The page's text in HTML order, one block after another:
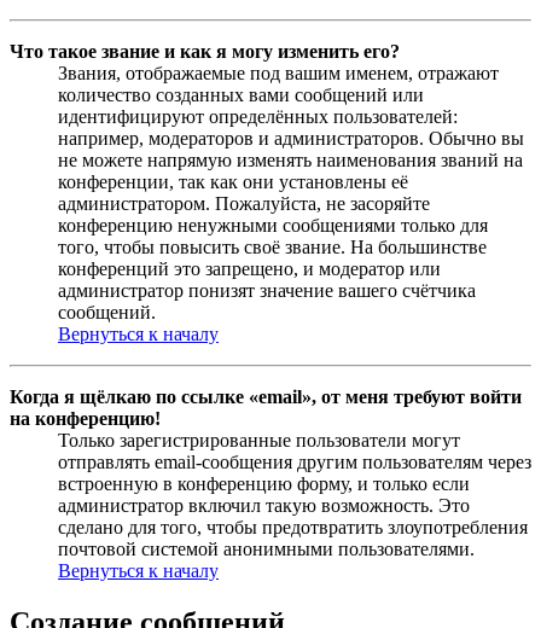
Что такое звание и как я могу изменить его?
Звания, отображаемые под вашим именем, отражают
количество созданных вами сообщений или
идентифицируют определённых пользователей:
например, модераторов и администраторов. Обычно вы
не можете напрямую изменять наименования званий на
конференции, так как они установлены её
администратором. Пожалуйста, не засоряйте
конференцию ненужными сообщениями только для
того, чтобы повысить своё звание. На большинстве
конференций это запрещено, и модератор или
администратор понизят значение вашего счётчика
сообщений.
Вернуться к началу
Когда я щёлкаю по ссылке «email», от меня требуют войти
на конференцию!
Только зарегистрированные пользователи могут
отправлять email-сообщения другим пользователям через
встроенную в конференцию форму, и только если
администратор включил такую возможность. Это
сделано для того, чтобы предотвратить злоупотребления
почтовой системой анонимными пользователями.
Вернуться к началу